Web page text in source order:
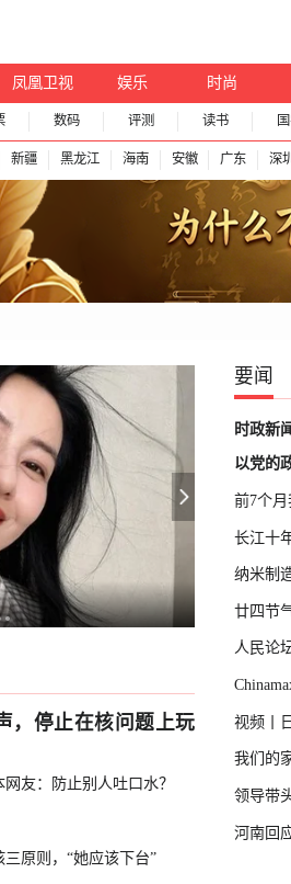
凤凰卫视 娱乐 时尚
数码 评测 读书
新疆 黑龙江 海南 安徽 广东 深圳
茅台镇老饕
，停止在核问题上玩
友：防止别人吐口水？
原则，“她应该下台”
要闻
时政新
以党的
前7个
长江十
纳米制
廿四节
人民论
视频丨
我们的
领导带
河南回
台湾“汉光演习”在淡水河口设防